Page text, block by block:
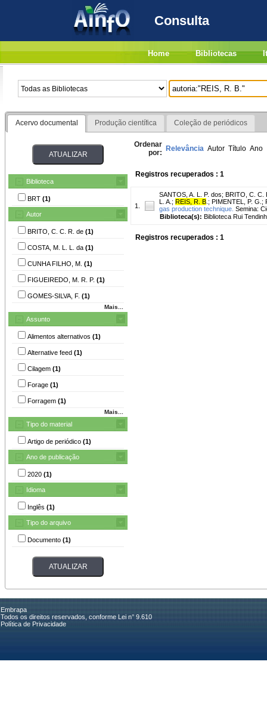
Consulta
Home Bibliotecas
Acervo documental Produção científica Coleção de periódicos
Biblioteca
BRT (1)
Autor
BRITO, C. C. R. de (1)
COSTA, M. L. L. da (1)
CUNHA FILHO, M. (1)
FIGUEIREDO, M. R. P. (1)
GOMES-SILVA, F. (1)
Mais...
Assunto
Alimentos alternativos (1)
Alternative feed (1)
Cilagem (1)
Forage (1)
Forragem (1)
Mais...
Tipo do material
Artigo de periódico (1)
Ano de publicação
2020 (1)
Idioma
Inglês (1)
Tipo do arquivo
Documento (1)
Ordenar
por: Relevância Autor Título Ano
Registros recuperados : 1
1.
SANTOS, A. L. P. dos; BRITO, C. C.
L. A. ; REIS, R. B ; PIMENTEL, P. G. ;
gas production technique. Semina:
Biblioteca(s): Biblioteca Rui
Registros recuperados : 1
Embrapa
Todos os direitos reservados, conforme Lei n° 9.610
Política de Privacidade